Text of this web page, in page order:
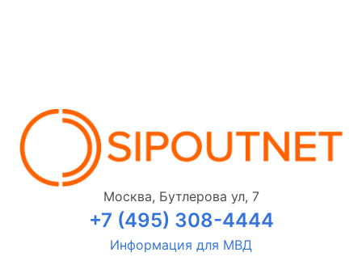
Москва, Бутлерова ул, 7
+7 (495) 308-4444
Информация для МВД